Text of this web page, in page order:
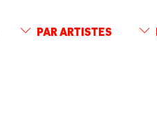
PAR ARTISTES